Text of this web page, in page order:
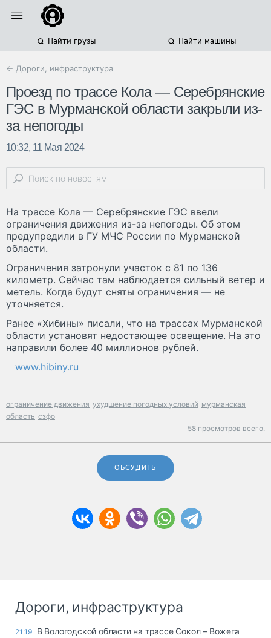
Найти грузы Найти машины
← Дороги, инфраструктура
Проезд по трассе Кола — Серебрянские
ГЭС в Мурманской области закрыли из-
за непогоды
10:32, 11 Мая 2024
На трассе Кола — Серебрянские ГЭС ввели
ограничения движения из-за непогоды. Об этом
предупредили в ГУ МЧС России по Мурманской
области.
Ограничения затронули участок с 81 по 136
километр. Сейчас там наблюдается сильный ветер и
метель. Когда будут сняты ограничения — не
уточняется.
Ранее «Хибины» писали, что на трассах Мурманской
области установят недостающее освещение. На это
направили более 40 миллионов рублей.
www.hibiny.ru
ограничение движения ухудшение погодных условий мурманская
область сзфо
58 просмотров всего.
ОБСУДИТЬ
Дороги, инфраструктура
21:19 В Вологодской области на трассе Сокол – Вожега